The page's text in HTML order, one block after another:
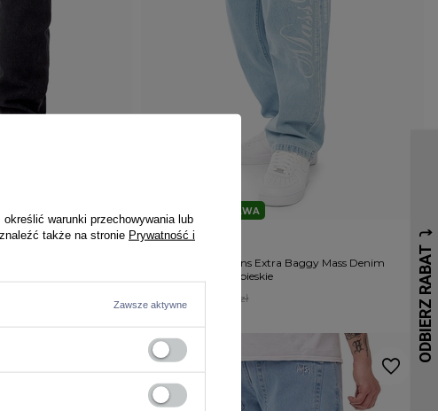
DARMOWA DOSTAWA
Spodnie męskie Jeans Extra Baggy Mass Denim
Authentic jasno niebieskie
279,00 zł
234,00 zł
określić warunki przechowywania lub
także na stronie Prywatność i
Zawsze aktywne